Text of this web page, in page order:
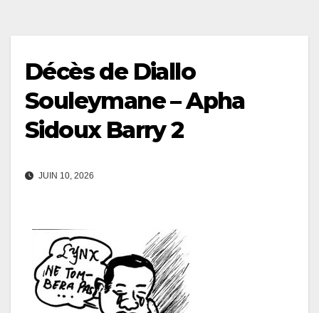
Décès de Diallo
Souleymane – Apha
Sidoux Barry 2
JUIN 10, 2026